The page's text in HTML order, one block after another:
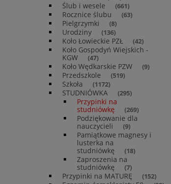
Ślub i wesele (661)
Rocznice ślubu (63)
Pielgrzymki (8)
Urodziny (136)
Koło Łowieckie PZŁ (42)
Koło Gospodyń Wiejskich -
KGW
(47)
Koło Wędkarskie PZW (9)
Przedszkole (519)
Szkoła (1172)
STUDNIÓWKA (295)
Przypinki na
studniówkę
(269)
Podziękowanie dla
nauczycieli
(9)
Pamiątkowe magnesy i
lusterka na
studniówkę
(18)
Zaproszenia na
studniówkę
(7)
Przypinki na MATURĘ (152)